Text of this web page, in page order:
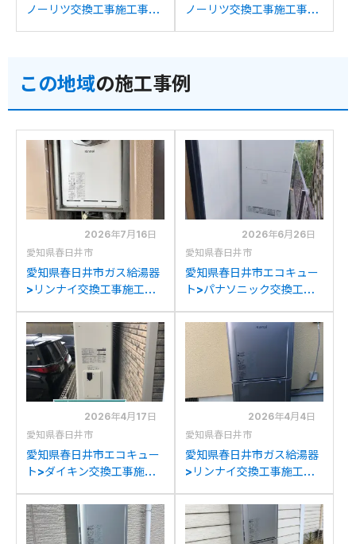
ノーリツ交換工事施工事
換
ノーリツ交換工事施工事
この地域の施工事例
2026年7月16日
愛知県春日井市
愛知県春日井市ガス給湯器
>リンナイ交換工事施工事
2006SATからリンナイ
RUF-A2005SAT(C)への
交換
2026年6月26日
愛知県春日井市
愛知県春日井市エコキュー
ト>パナソニック交換工事
HPT37WX4からパナソニ
ックHE-S37LQSへの交換
2026年4月17日
愛知県春日井市
愛知県春日井市エコキュー
ト>ダイキン交換工事施工
らダイキンEQA37ZFTVへ
の交換
2026年4月4日
愛知県春日井市
愛知県春日井市ガス給湯器
>リンナイ交換工事施工事
E2405AW-Pからリンナイ
RUF-K2406SAW(A)への
交換